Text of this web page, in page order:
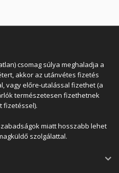
csomag súlya meghaladja a
akkor az utánvétes fizetés
vagy előre-utalással fizethet (a
természetesen fizethetnek
fizetéssel).
miatt hosszabb lehet
szolgálattal.